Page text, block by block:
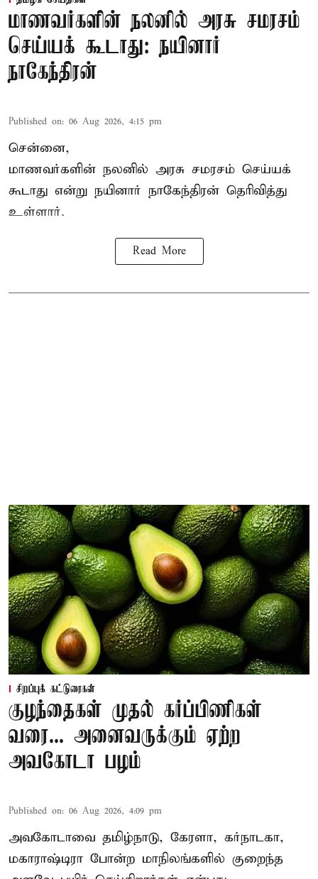
மாணவர்களின் நலனில் அரசு சமரசம்
செய்யக் கூடாது: நயினார்
நாகேந்திரன்
Published on: 06 Aug 2026, 4:15 pm
சென்னை,
மாணவர்களின் நலனில் அரசு சமரசம் செய்யக்
கூடாது என்று நயினார் நாகேந்திரன் தெரிவித்து
உள்ளார்.
Read More
சிறப்புக் கட்டுரைகள்
குழந்தைகள் முதல் கர்ப்பிணிகள்
வரை... அனைவருக்கும் ஏற்ற
அவகோடா பழம்
Published on: 06 Aug 2026, 4:09 pm
அவகோடாவை தமிழ்நாடு, கேரளா, கர்நாடகா,
மகாராஷ்டிரா போன்ற மாநிலங்களில் குறைந்த